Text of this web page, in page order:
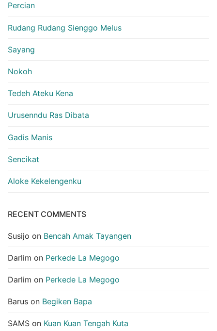
Percian
Rudang Rudang Sienggo Melus
Sayang
Nokoh
Tedeh Ateku Kena
Urusenndu Ras Dibata
Gadis Manis
Sencikat
Aloke Kekelengenku
RECENT COMMENTS
Susijo on Bencah Amak Tayangen
Darlim on Perkede La Megogo
Darlim on Perkede La Megogo
Barus on Begiken Bapa
SAMS on Kuan Kuan Tengah Kuta